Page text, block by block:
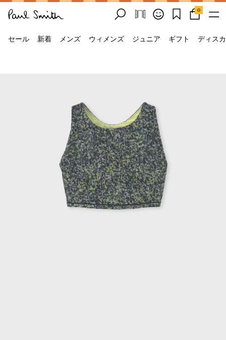
0
セール 新着 メンズ ウィメンズ ジュニア ギフト ディス